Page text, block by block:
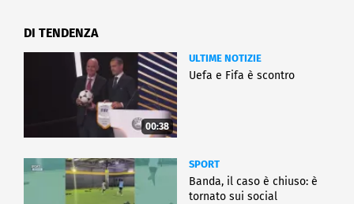
DI TENDENZA
00:38
ULTIME NOTIZIE
Uefa e Fifa è scontro
SPORT
Banda, il caso è chiuso: è
tornato sui social